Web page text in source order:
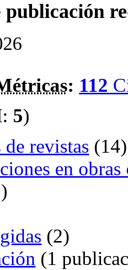
publicación
: 112
5)
revistas (14)
en
(2)
(1